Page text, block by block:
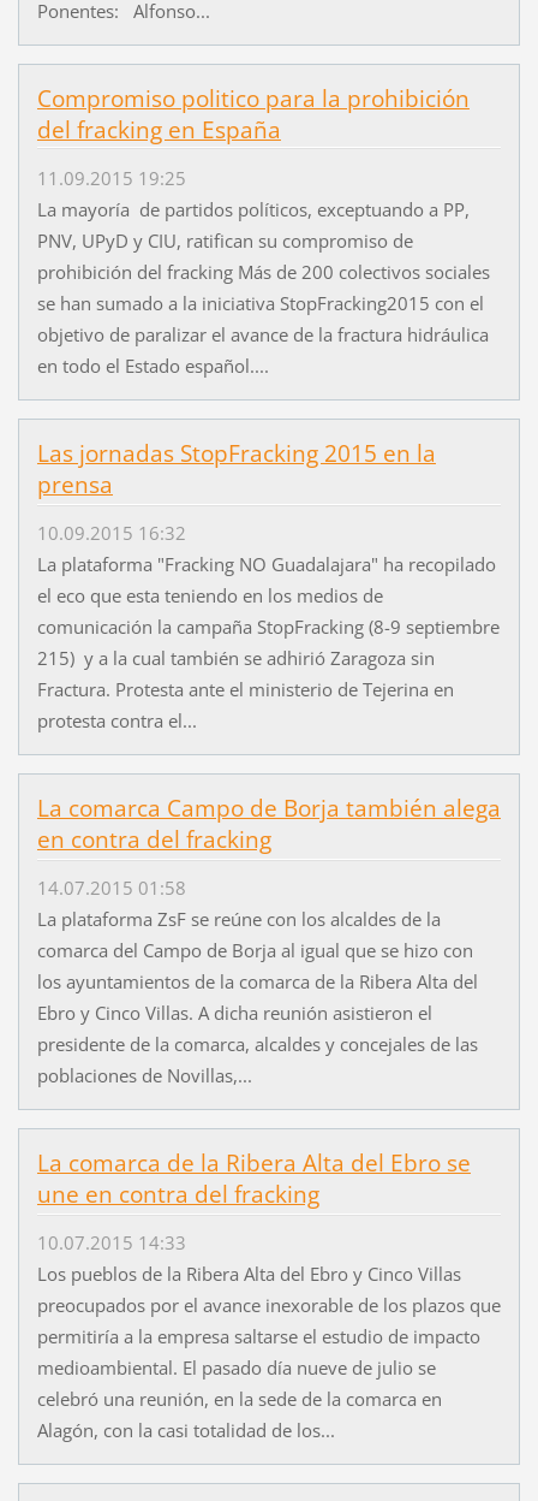
Ponentes: Alfonso...
Compromiso politico para la prohibición
del fracking en España
11.09.2015 19:25
La mayoría de partidos políticos, exceptuando a PP,
PNV, UPyD y CIU, ratifican su compromiso de
prohibición del fracking Más de 200 colectivos sociales
se han sumado a la iniciativa StopFracking2015 con el
objetivo de paralizar el avance de la fractura hidráulica
en todo el Estado español....
Las jornadas StopFracking 2015 en la
prensa
10.09.2015 16:32
La plataforma "Fracking NO Guadalajara" ha recopilado
el eco que esta teniendo en los medios de
comunicación la campaña StopFracking (8-9 septiembre
215) y a la cual también se adhirió Zaragoza sin
Fractura. Protesta ante el ministerio de Tejerina en
protesta contra el...
La comarca Campo de Borja también alega
en contra del fracking
14.07.2015 01:58
La plataforma ZsF se reúne con los alcaldes de la
comarca del Campo de Borja al igual que se hizo con
los ayuntamientos de la comarca de la Ribera Alta del
Ebro y Cinco Villas. A dicha reunión asistieron el
presidente de la comarca, alcaldes y concejales de las
poblaciones de Novillas,...
La comarca de la Ribera Alta del Ebro se
une en contra del fracking
10.07.2015 14:33
Los pueblos de la Ribera Alta del Ebro y Cinco Villas
preocupados por el avance inexorable de los plazos que
permitiría a la empresa saltarse el estudio de impacto
medioambiental. El pasado día nueve de julio se
celebró una reunión, en la sede de la comarca en
Alagón, con la casi totalidad de los...